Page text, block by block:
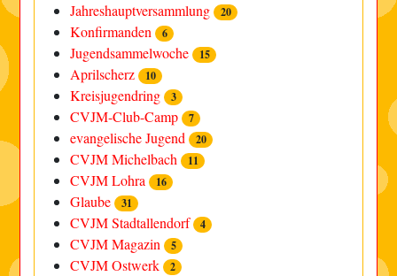
Jahreshauptversammlung 20
Konfirmanden 6
Jugendsammelwoche 15
Aprilscherz 10
Kreisjugendring 3
CVJM-Club-Camp 7
evangelische Jugend 20
CVJM Michelbach 11
CVJM Lohra 16
Glaube 31
CVJM Stadtallendorf 4
CVJM Magazin 5
CVJM Ostwerk 2